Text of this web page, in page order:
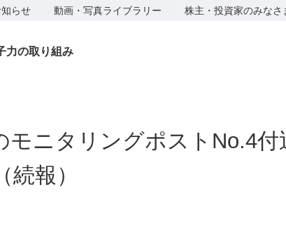
らせ 動画・写真ライブラリー 株主・投資家のみなさ
力の取り組み
モニタリングポストNo.4
報）